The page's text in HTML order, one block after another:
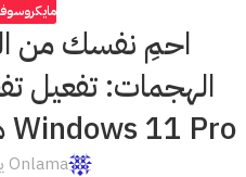
احمِ نفسك من
Windows 11 Pro هو خط دفاعك الأول
lamaOn يوليو 6, 2025